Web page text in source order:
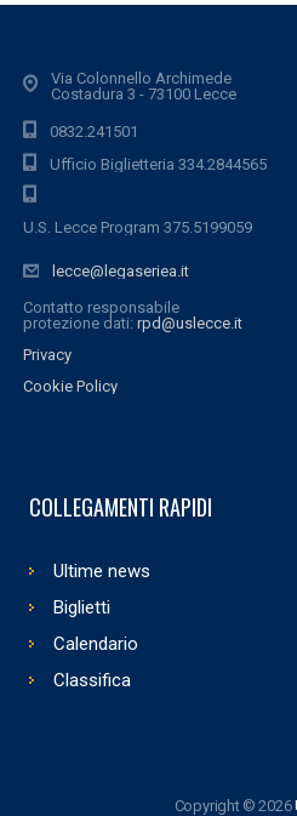
Via Colonnello Archimede
Costadura 3 - 73100 Lecce
0832.241501
Ufficio Biglietteria 334.2844565
U.S. Lecce Program 375.5199059
lecce@legaseriea.it
Contatto responsabile
protezione dati: rpd@uslecce.it
Privacy
Cookie Policy
COLLEGAMENTI RAPIDI
Ultime news
Biglietti
Calendario
Classifica
Copyright © 2026